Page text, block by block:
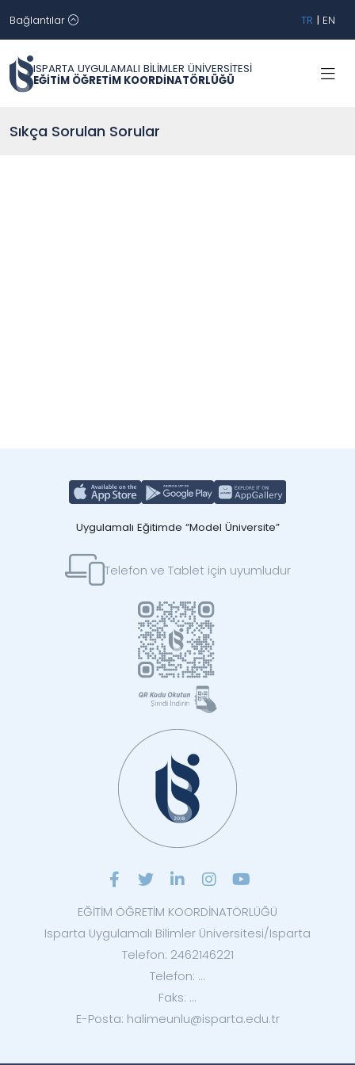
Bağlantılar TR | EN
ISPARTA UYGULAMALI BİLİMLER ÜNİVERSİTESİ
EĞİTİM ÖĞRETİM KOORDİNATÖRLÜĞÜ
Sıkça Sorulan Sorular
Uygulamalı Eğitimde “Model Üniversite”
Telefon ve Tablet için uyumludur
EĞİTİM ÖĞRETİM KOORDİNATÖRLÜĞÜ
Isparta Uygulamalı Bilimler Üniversitesi/Isparta
Telefon: 2462146221
Telefon: ...
Faks: ...
E-Posta: halimeunlu@isparta.edu.tr